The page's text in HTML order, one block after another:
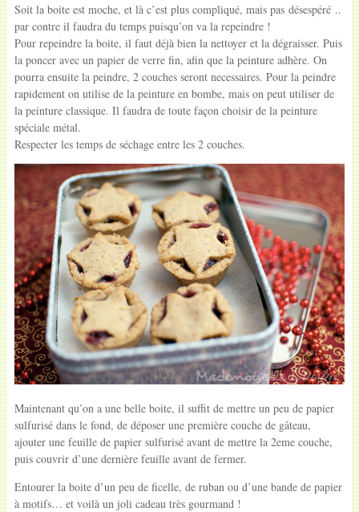
Soit la boite est moche, et là c’est plus compliqué, mais pas désespéré ..
par contre il faudra du temps puisqu’on va la repeindre !
Pour repeindre la boite, il faut déjà bien la nettoyer et la dégraisser. Puis
la poncer avec un papier de verre fin, afin que la peinture adhère. On
pourra ensuite la peindre, 2 couches seront necessaires. Pour la peindre
rapidement on utilise de la peinture en bombe, mais on peut utiliser de
la peinture classique. Il faudra de toute façon choisir de la peinture
spéciale métal.
Respecter les temps de séchage entre les 2 couches.
Maintenant qu’on a une belle boite, il suffit de mettre un peu de papier
sulfurisé dans le fond, de déposer une première couche de gâteau,
ajouter une feuille de papier sulfurisé avant de mettre la 2eme couche,
puis couvrir d’une dernière feuille avant de fermer.
Entourer la boite d’un peu de ficelle, de ruban ou d’une bande de papier
à motifs… et voilà un joli cadeau très gourmand !